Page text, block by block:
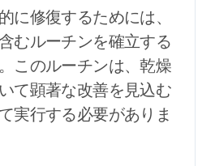
に修復するためには、
むルーチンを確立する
このルーチンは、乾燥
て顕著な改善を見込む
実行する必要がありま